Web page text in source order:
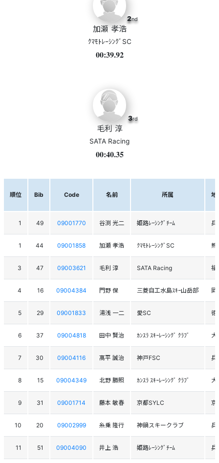
2nd
加瀬 孝浩
ｸﾏﾓﾄﾚｰｼﾝｸﾞSC
00:39.92
3rd
毛利 淳
SATA Racing
00:40.35
順位 Bib Code 名前 所属 地
1 49 09001770 谷渕 光二 姫路ﾚｰｼﾝｸﾞﾁｰﾑ 兵
1 44 09001858 加瀬 孝浩 ｸﾏﾓﾄﾚｰｼﾝｸﾞSC 熊
3 47 09003621 毛利 淳 SATA Racing 福
4 16 09004384 門野 保 三菱自工水島ｽｷｰ山岳部 岡
5 29 09001833 湯浅 一二 愛SC 徳
6 37 09004818 田中 賢治 ｶﾝｽﾗ ｽｷｰﾚｰｼﾝｸﾞ ｸﾗﾌﾞ 大
7 30 09004116 髙平 誠治 神戸FSC 兵
8 15 09004349 北野 勝照 ｶﾝｽﾗ ｽｷｰﾚｰｼﾝｸﾞ ｸﾗﾌﾞ 大
9 31 09001714 藤本 敏春 京都SYLC 京
10 20 09002999 糸乗 隆行 神鍋スキークラブ 兵
11 51 09004090 井上 浩 姫路ﾚｰｼﾝｸﾞﾁｰﾑ 兵